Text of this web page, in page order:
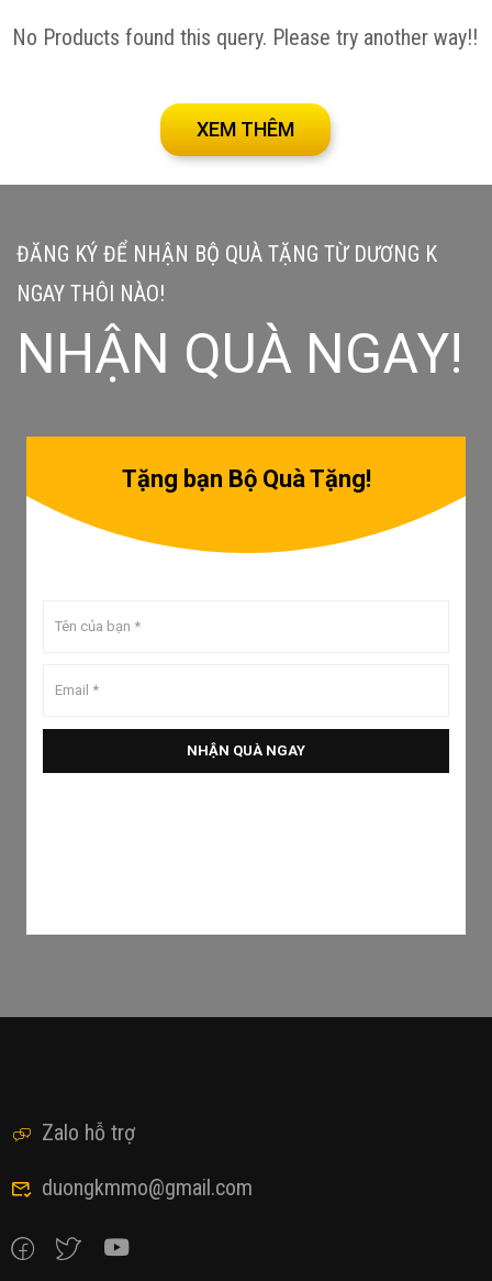
No Products found this query. Please try another way!!
XEM THÊM
ĐĂNG KÝ ĐỂ NHẬN BỘ QUÀ TẶNG TỪ DƯƠNG K
NGAY THÔI NÀO!
NHẬN QUÀ NGAY!
Tặng bạn Bộ Quà Tặng!
Zalo hỗ trợ
duongkmmo@gmail.com